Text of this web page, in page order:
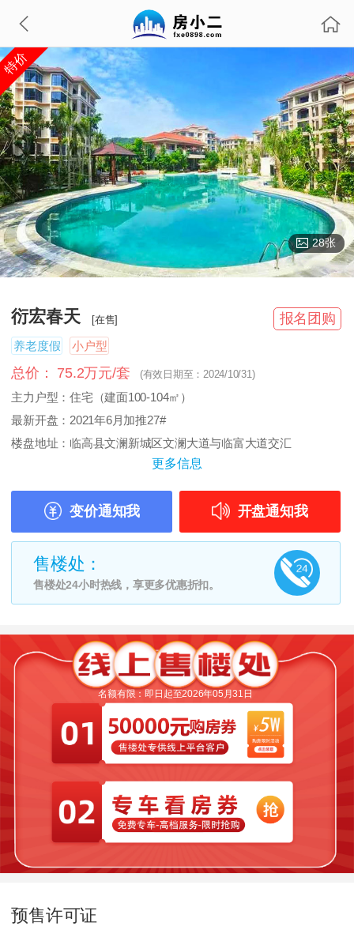
特价
28张
报名团购
衍宏春天 [在售]
养老度假 小户型
总价： 75.2万元/套 (有效日期至：2024/10/31)
主力户型：住宅（建面100-104㎡）
最新开盘：2021年6月加推27#
楼盘地址：临高县文澜新城区文澜大道与临富大道交汇
更多信息
变价通知我 开盘通知我
售楼处：
售楼处24小时热线，享更多优惠折扣。
名额有限：即日起至2026年05月31日
预售许可证